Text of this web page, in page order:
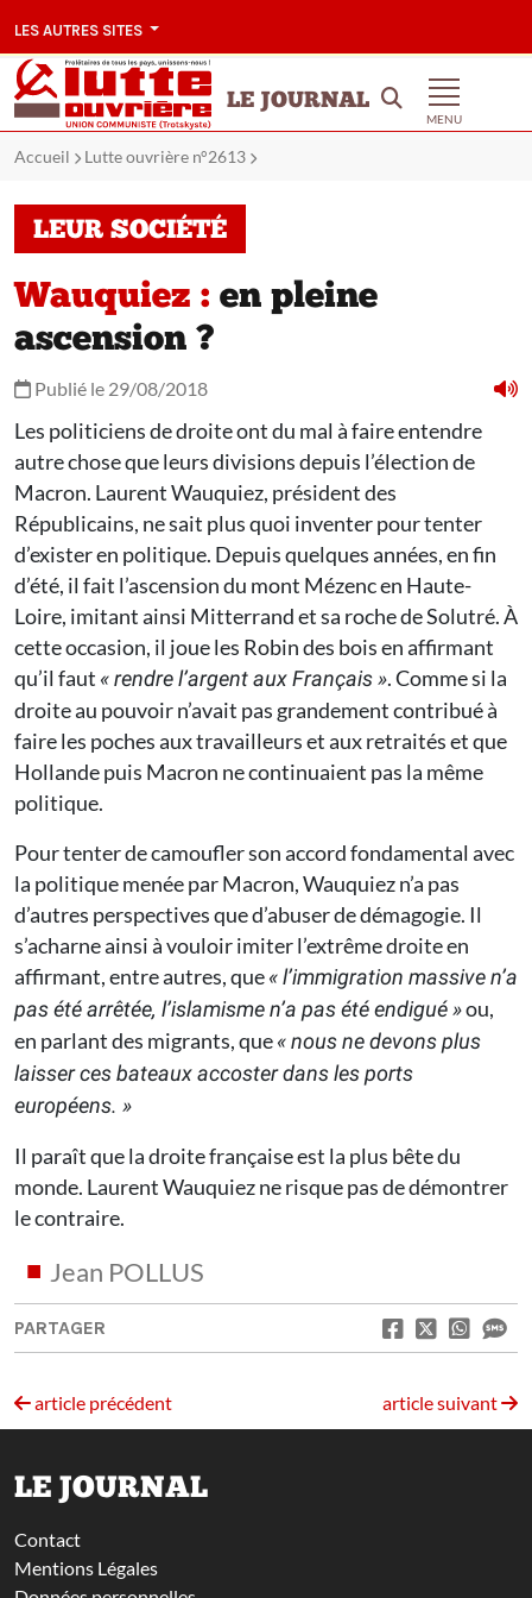
LES AUTRES SITES
LE JOURNAL
MENU
Accueil Lutte ouvrière n°2613
LEUR SOCIÉTÉ
Wauquiez : en pleine
ascension ?
Publié le 29/08/2018
Les politiciens de droite ont du mal à faire entendre
autre chose que leurs divisions depuis l’élection de
Macron. Laurent Wauquiez, président des
Républicains, ne sait plus quoi inventer pour tenter
d’exister en politique. Depuis quelques années, en fin
d’été, il fait l’ascension du mont Mézenc en Haute-
Loire, imitant ainsi Mitterrand et sa roche de Solutré. À
cette occasion, il joue les Robin des bois en affirmant
qu’il faut « rendre l’argent aux Français ». Comme si la
droite au pouvoir n’avait pas grandement contribué à
faire les poches aux travailleurs et aux retraités et que
Hollande puis Macron ne continuaient pas la même
politique.
Pour tenter de camoufler son accord fondamental avec
la politique menée par Macron, Wauquiez n’a pas
d’autres perspectives que d’abuser de démagogie. Il
s’acharne ainsi à vouloir imiter l’extrême droite en
affirmant, entre autres, que« l’immigration massive n’a
pas été arrêtée, l’islamisme n’a pas été endigué »ou,
en parlant des migrants, que« nous ne devons plus
laisser ces bateaux accoster dans les ports
européens. »
Il paraît que la droite française est la plus bête du
monde. Laurent Wauquiez ne risque pas de démontrer
le contraire.
Jean POLLUS
PARTAGER
article précédent article suivant
LE JOURNAL
Contact
Mentions Légales